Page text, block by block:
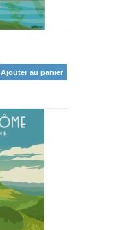
Ajouter au panier